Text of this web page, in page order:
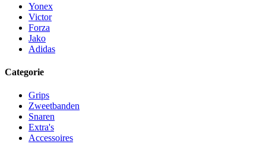
Yonex
Victor
Forza
Jako
Adidas
Categorie
Grips
Zweetbanden
Snaren
Extra's
Accessoires